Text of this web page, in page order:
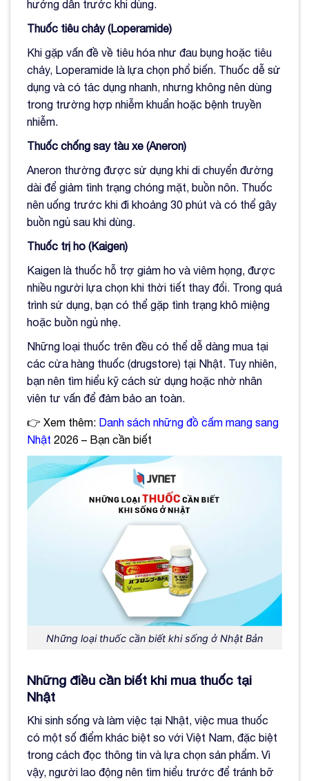
hướng dẫn trước khi dùng.
Thuốc tiêu chảy (Loperamide)
Khi gặp vấn đề về tiêu hóa như đau bụng hoặc tiêu
chảy, Loperamide là lựa chọn phổ biến. Thuốc dễ sử
dụng và có tác dụng nhanh, nhưng không nên dùng
trong trường hợp nhiễm khuẩn hoặc bệnh truyền
nhiễm.
Thuốc chống say tàu xe (Aneron)
Aneron thường được sử dụng khi di chuyển đường
dài để giảm tình trạng chóng mặt, buồn nôn. Thuốc
nên uống trước khi đi khoảng 30 phút và có thể gây
buồn ngủ sau khi dùng.
Thuốc trị ho (Kaigen)
Kaigen là thuốc hỗ trợ giảm ho và viêm họng, được
nhiều người lựa chọn khi thời tiết thay đổi. Trong quá
trình sử dụng, bạn có thể gặp tình trạng khô miệng
hoặc buồn ngủ nhẹ.
Những loại thuốc trên đều có thể dễ dàng mua tại
các cửa hàng thuốc (drugstore) tại Nhật. Tuy nhiên,
bạn nên tìm hiểu kỹ cách sử dụng hoặc nhờ nhân
viên tư vấn để đảm bảo an toàn.
👉 Xem thêm: Danh sách những đồ cấm mang sang
Nhật 2026 – Bạn cần biết
Những loại thuốc cần biết khi sống ở Nhật Bản
Những điều cần biết khi mua thuốc tại
Nhật
Khi sinh sống và làm việc tại Nhật, việc mua thuốc
có một số điểm khác biệt so với Việt Nam, đặc biệt
trong cách đọc thông tin và lựa chọn sản phẩm. Vì
vậy, người lao động nên tìm hiểu trước để tránh bỡ